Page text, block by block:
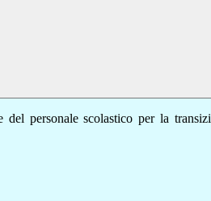
del personale scolastico per la